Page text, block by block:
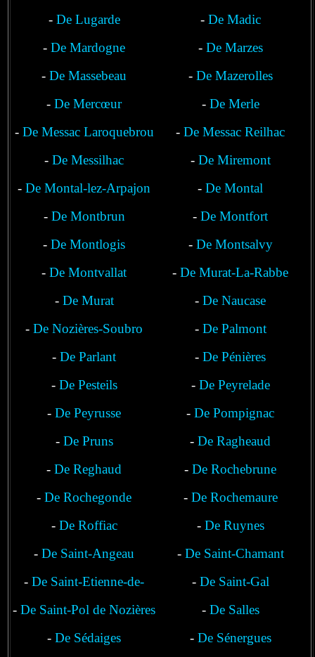
- De Lugarde - De Madic
-De Mardogne - De Marzes
-De Massebeau - De Mazerolles
-De Mercœur - De Merle
- De Messac Laroquebrou -De Messac Reilhac
-De Messilhac - De Miremont
-De Montal-lez-Arpajon -De Montal
- De Montbrun -De Montfort
-De Montlogis - De Montsalvy
-De Montvallat -De Murat-La-Rabbe
- De Murat -De Naucase
-De Nozières-Soubro - De Palmont
-De Parlant -De Pénières
- De Pesteils - De Peyrelade
-De Peyrusse -De Pompignac
- De Pruns -De Ragheaud
-De Reghaud -De Rochebrune
-De Rochegonde - De Rochemaure
- De Roffiac - De Ruynes
-De Saint-Angeau - De Saint-Chamant
-De Saint-Etienne-de-
Chomeil
- De Saint-Gal
-De Saint-Pol de Nozières - De Salles
-De Sédaiges - De Sénergues